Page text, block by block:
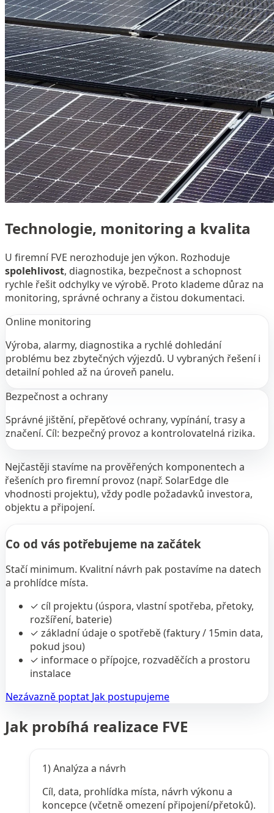
Technologie, monitoring a kvalita
U firemní FVE nerozhoduje jen výkon. Rozhoduje
spolehlivost, diagnostika, bezpečnost a schopnost
rychle řešit odchylky ve výrobě. Proto klademe důraz na
monitoring, správné ochrany a čistou dokumentaci.
Online monitoring
Výroba, alarmy, diagnostika a rychlé dohledání
problému bez zbytečných výjezdů. U vybraných řešení i
detailní pohled až na úroveň panelu.
Bezpečnost a ochrany
Správné jištění, přepěťové ochrany, vypínání, trasy a
značení. Cíl: bezpečný provoz a kontrolovatelná rizika.
Nejčastěji stavíme na prověřených komponentech a
řešeních pro firemní provoz (např. SolarEdge dle
vhodnosti projektu), vždy podle požadavků investora,
objektu a připojení.
Co od vás potřebujeme na začátek
Stačí minimum. Kvalitní návrh pak postavíme na datech
a prohlídce místa.
✓ cíl projektu (úspora, vlastní spotřeba, přetoky,
rozšíření, baterie)
✓ základní údaje o spotřebě (faktury / 15min data,
pokud jsou)
✓ informace o přípojce, rozvaděčích a prostoru
instalace
Nezávazně poptat Jak postupujeme
Jak probíhá realizace FVE
1) Analýza a návrh
Cíl, data, prohlídka místa, návrh výkonu a
koncepce (včetně omezení připojení/přetoků).